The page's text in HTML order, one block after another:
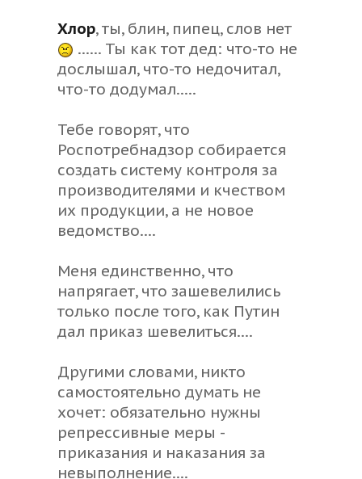
Хлор, ты, блин, пипец, слов нет
...... Ты как тот дед: что-то не
дослышал, что-то недочитал,
что-то додумал.....
Тебе говорят, что
Роспотребнадзор собирается
создать систему контроля за
производителями и кчеством
их продукции, а не новое
ведомство....
Меня единственно, что
напрягает, что зашевелились
только после того, как Путин
дал приказ шевелиться....
Другими словами, никто
самостоятельно думать не
хочет: обязательно нужны
репрессивные меры -
приказания и наказания за
невыполнение....